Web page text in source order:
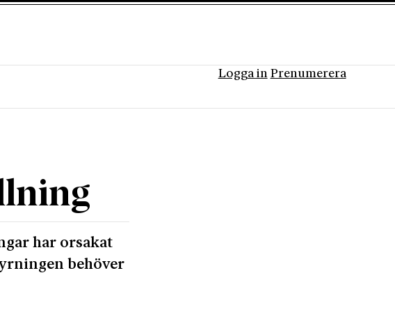
Logga in Prenumerera
har orsakat
behöver